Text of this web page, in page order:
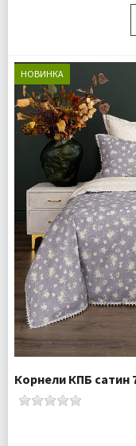
Комплектация:
Ткань:
Доставка:
НОВИНКА
Корнели КПБ сатин